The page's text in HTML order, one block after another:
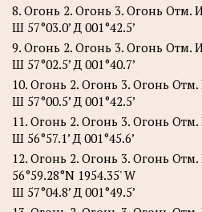
8. Огонь 2. Огонь 3. Огонь Отм.
Ш 57°03.0’ Д 001°42.5’
9. Огонь 2. Огонь 3. Огонь Отм.
Ш 57°02.5’ Д 001°40.7’
10. Огонь 2. Огонь 3. Огонь Отм.
Ш 57°00.5’ Д 001°42.5’
11. Огонь 2. Огонь 3. Огонь Отм.
Ш 56°57.1’ Д 001°45.6’
12. Огонь 2. Огонь 3. Огонь Отм.
56°59.28°N 1954.35' W
Ш 57°04.8’ Д 001°49.5’